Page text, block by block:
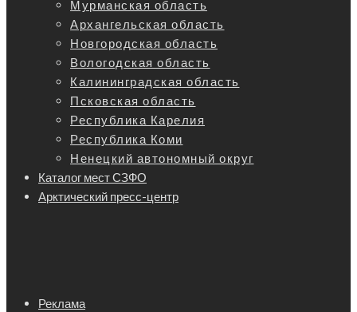
Мурманская область
Архангельская область
Новгородская область
Вологодская область
Калининградская область
Псковская область
Республика Карелия
Республика Коми
Ненецкий автономный округ
Каталог мест СЗФО
Арктический пресс-центр
Реклама